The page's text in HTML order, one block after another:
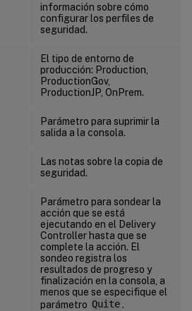
información sobre cómo
configurar los perfiles de
seguridad.
El tipo de entorno de
producción: Production,
ProductionGov,
ProductionJP, OnPrem.
Parámetro para suprimir la
salida a la consola.
Las notas sobre la copia de
seguridad.
Parámetro para sondear la
acción que se está
ejecutando en el Delivery
Controller hasta que se
complete la acción. El
sondeo registra los
resultados de progreso y
finalización en la consola, a
menos que se especifique el
parámetro Quite.